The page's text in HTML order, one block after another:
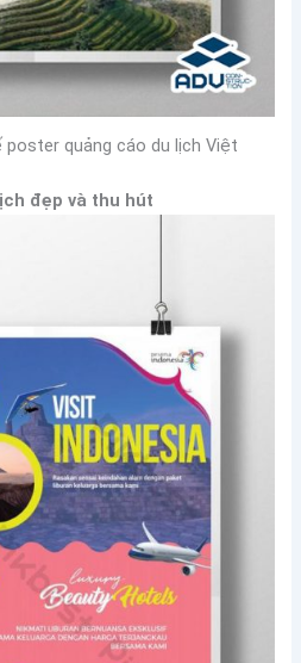
quảng cáo du lịch Việt
đẹp và thu hút